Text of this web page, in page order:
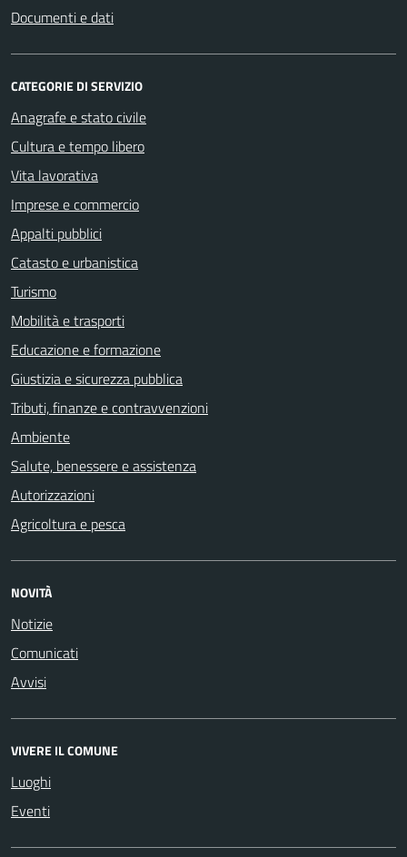
Documenti e dati
CATEGORIE DI SERVIZIO
Anagrafe e stato civile
Cultura e tempo libero
Vita lavorativa
Imprese e commercio
Appalti pubblici
Catasto e urbanistica
Turismo
Mobilità e trasporti
Educazione e formazione
Giustizia e sicurezza pubblica
Tributi, finanze e contravvenzioni
Ambiente
Salute, benessere e assistenza
Autorizzazioni
Agricoltura e pesca
NOVITÀ
Notizie
Comunicati
Avvisi
VIVERE IL COMUNE
Luoghi
Eventi